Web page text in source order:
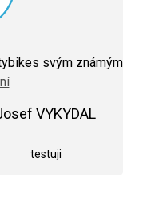
svým známým
VYKYDAL
testuji